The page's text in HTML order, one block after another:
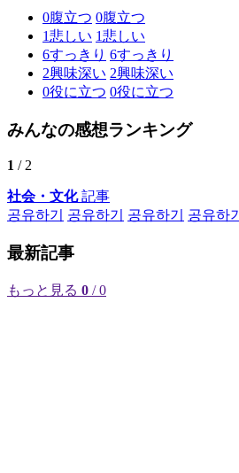
0腹立つ 0腹立つ
1悲しい 1悲しい
6すっきり 6すっきり
2興味深い 2興味深い
0役に立つ 0役に立つ
みんなの感想ランキング
1 / 2
社会・文化記事
공유하기
공유하기 공유하기 공유하기
最新記事
もっと見る 0 / 0